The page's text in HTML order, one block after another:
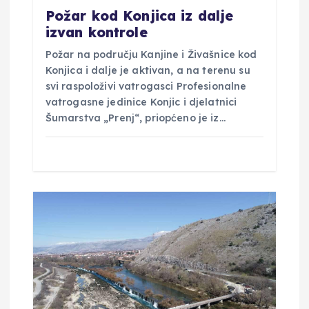
Požar kod Konjica iz dalje
izvan kontrole
Požar na području Kanjine i Živašnice kod
Konjica i dalje je aktivan, a na terenu su
svi raspoloživi vatrogasci Profesionalne
vatrogasne jedinice Konjic i djelatnici
Šumarstva „Prenj“, priopćeno je iz…